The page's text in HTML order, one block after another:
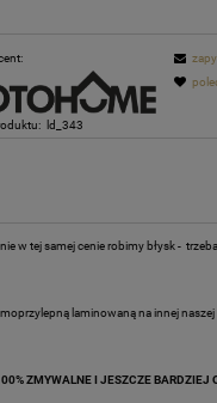
ld_343
w tej samej cenie robimy błysk -
laminowaną na innej naszej
ZMYWALNE I JESZCZE BARDZIEJ